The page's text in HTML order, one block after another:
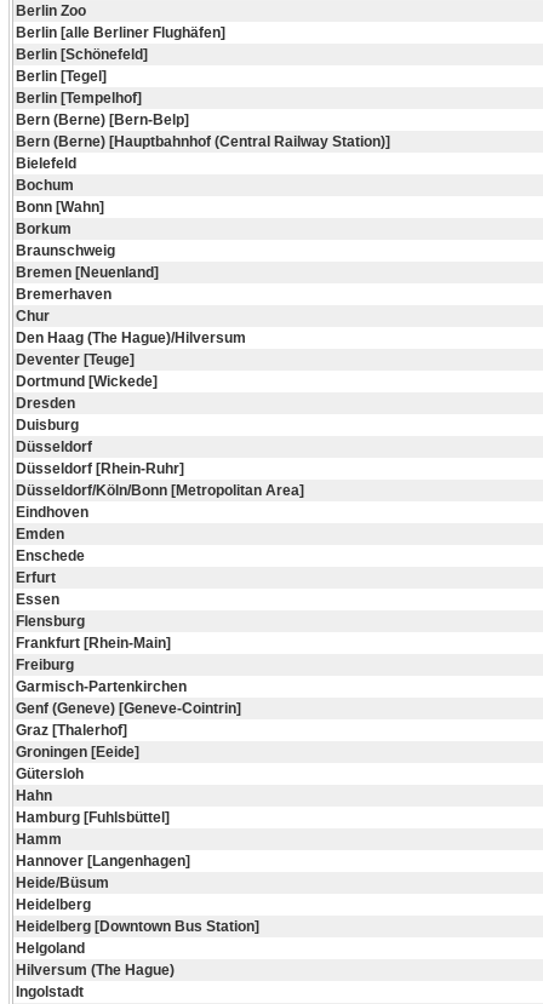
Berlin Zoo
Berlin [alle Berliner Flughäfen]
Berlin [Schönefeld]
Berlin [Tegel]
Berlin [Tempelhof]
Bern (Berne) [Bern-Belp]
Bern (Berne) [Hauptbahnhof (Central Railway Station)]
Bielefeld
Bochum
Bonn [Wahn]
Borkum
Braunschweig
Bremen [Neuenland]
Bremerhaven
Chur
Den Haag (The Hague)/Hilversum
Deventer [Teuge]
Dortmund [Wickede]
Dresden
Duisburg
Düsseldorf
Düsseldorf [Rhein-Ruhr]
Düsseldorf/Köln/Bonn [Metropolitan Area]
Eindhoven
Emden
Enschede
Erfurt
Essen
Flensburg
Frankfurt [Rhein-Main]
Freiburg
Garmisch-Partenkirchen
Genf (Geneve) [Geneve-Cointrin]
Graz [Thalerhof]
Groningen [Eeide]
Gütersloh
Hahn
Hamburg [Fuhlsbüttel]
Hamm
Hannover [Langenhagen]
Heide/Büsum
Heidelberg
Heidelberg [Downtown Bus Station]
Helgoland
Hilversum (The Hague)
Ingolstadt